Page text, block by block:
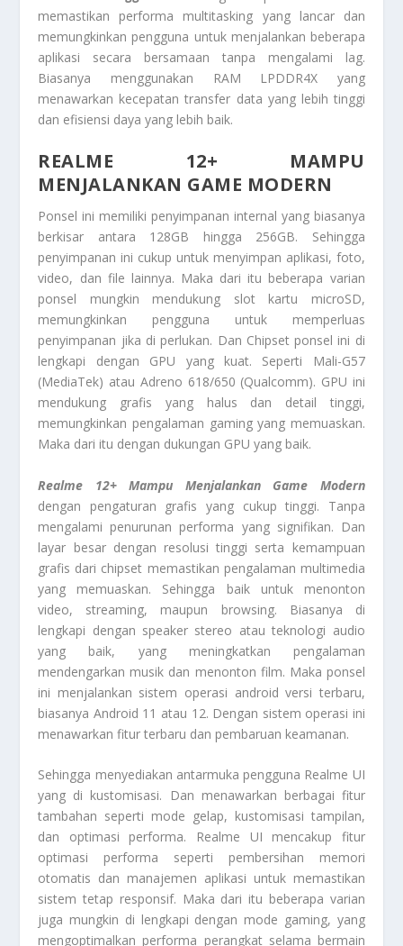
memastikan performa multitasking yang lancar dan
memungkinkan pengguna untuk menjalankan beberapa
aplikasi secara bersamaan tanpa mengalami lag.
Biasanya menggunakan RAM LPDDR4X yang
menawarkan kecepatan transfer data yang lebih tinggi
dan efisiensi daya yang lebih baik.
REALME 12+ MAMPU
MENJALANKAN GAME MODERN
Ponsel ini memiliki penyimpanan internal yang biasanya
berkisar antara 128GB hingga 256GB. Sehingga
penyimpanan ini cukup untuk menyimpan aplikasi, foto,
video, dan file lainnya. Maka dari itu beberapa varian
ponsel mungkin mendukung slot kartu microSD,
memungkinkan pengguna untuk memperluas
penyimpanan jika di perlukan. Dan Chipset ponsel ini di
lengkapi dengan GPU yang kuat. Seperti Mali-G57
(MediaTek) atau Adreno 618/650 (Qualcomm). GPU ini
mendukung grafis yang halus dan detail tinggi,
memungkinkan pengalaman gaming yang memuaskan.
Maka dari itu dengan dukungan GPU yang baik.
Realme 12+Mampu Menjalankan Game Modern
dengan pengaturan grafis yang cukup tinggi. Tanpa
mengalami penurunan performa yang signifikan. Dan
layar besar dengan resolusi tinggi serta kemampuan
grafis dari chipset memastikan pengalaman multimedia
yang memuaskan. Sehingga baik untuk menonton
video, streaming, maupun browsing. Biasanya di
lengkapi dengan speaker stereo atau teknologi audio
yang baik, yang meningkatkan pengalaman
mendengarkan musik dan menonton film. Maka ponsel
ini menjalankan sistem operasi android versi terbaru,
biasanya Android 11 atau 12. Dengan sistem operasi ini
menawarkan fitur terbaru dan pembaruan keamanan.
Sehingga menyediakan antarmuka pengguna Realme UI
yang di kustomisasi. Dan menawarkan berbagai fitur
tambahan seperti mode gelap, kustomisasi tampilan,
dan optimasi performa. Realme UI mencakup fitur
optimasi performa seperti pembersihan memori
otomatis dan manajemen aplikasi untuk memastikan
sistem tetap responsif. Maka dari itu beberapa varian
juga mungkin di lengkapi dengan mode gaming, yang
mengoptimalkan performa perangkat selama bermain